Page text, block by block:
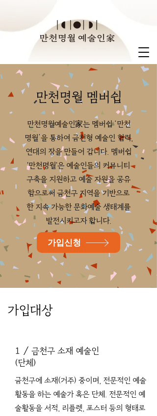
만천명월 멤버쉽
만천명월예술인家는 멤버쉽 ‘만천
명월’을 통하여 금천형 예술인 협력,
연대의 장을 만들어 갑니다. 멤버쉽
'만천명월'은 예술인들의 커뮤니티
구축을 지원하고 예술 자원을 공유
함으로써 금천구 지역을 기반으로
한 지속 가능한 문화예술 생태계를
발전시키고자 합니다.
가입신청
가입대상
1 / 금천구 소재 예술인
(단체)
금천구에 소재(거주) 중이며, 전문적인 예술
활동을 하는 예술가 혹은 단체. 전문적인 예
술활동을 서적, 리플렛, 포스터 등의 형태로